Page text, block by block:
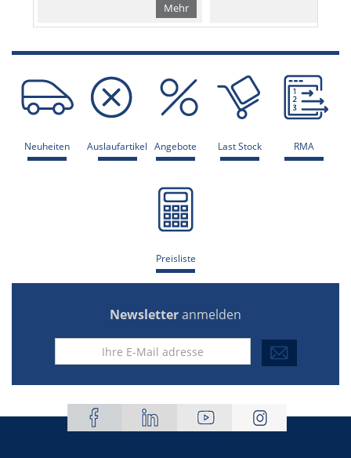
Mehr
Neuheiten Auslaufartikel Angebote Last Stock RMA
Preisliste
Newsletteranmelden